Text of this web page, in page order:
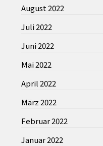
August 2022
Juli 2022
Juni 2022
Mai 2022
April 2022
März 2022
Februar 2022
Januar 2022